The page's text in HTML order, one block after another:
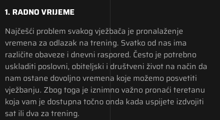
1. RADNO VRIJEME
Najčešći problem svakog vježbača je pronalaženje
vremena za odlazak na trening. Svatko od nas ima
različite obaveze i dnevni raspored. Često je potrebno
uskladiti poslovni, obiteljski i društveni život na način da
nam ostane dovoljno vremena koje možemo posvetiti
vježbanju. Zbog toga je iznimno važno pronaći teretanu
koja vam je dostupna točno onda kada uspijete izdvojiti
sat ili dva za trening.